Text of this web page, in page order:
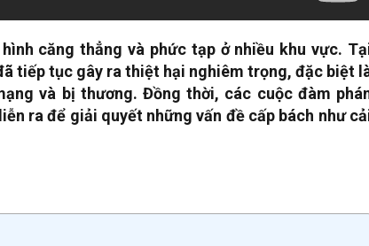
căng thẳng và phức tạp ở nhiều khu vực.
tiếp tục gây ra thiệt hại nghiêm trọng, đặc biệt
và bị thương. Đồng thời, các cuộc đàm
ra để giải quyết những vấn đề cấp bách như